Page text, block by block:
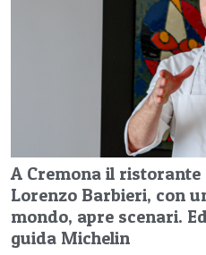
A Cremona il ristorante
Lorenzo Barbieri, con
mondo, apre scenari.
guida Michelin